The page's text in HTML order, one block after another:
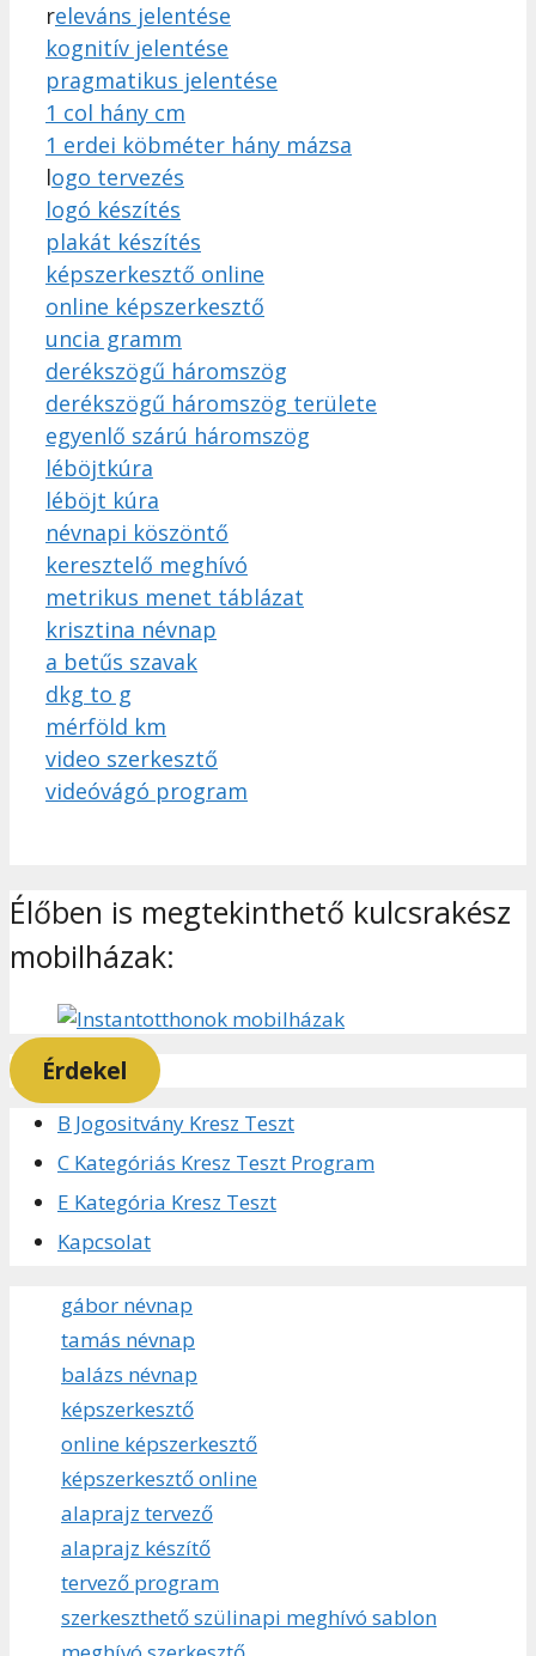
releváns jelentése
kognitív jelentése
pragmatikus jelentése
1 col hány cm
1 erdei köbméter hány mázsa
logo tervezés
logó készítés
plakát készítés
képszerkesztő online
online képszerkesztő
uncia gramm
derékszögű háromszög
derékszögű háromszög területe
egyenlő szárú háromszög
léböjtkúra
léböjt kúra
névnapi köszöntő
keresztelő meghívó
metrikus menet táblázat
krisztina névnap
a betűs szavak
dkg to g
mérföld km
video szerkesztő
videóvágó program
Élőben is megtekinthető kulcsrakész
mobilházak:
Érdekel
B Jogositvány Kresz Teszt
C Kategóriás Kresz Teszt Program
E Kategória Kresz Teszt
Kapcsolat
gábor névnap
tamás névnap
balázs névnap
képszerkesztő
online képszerkesztő
képszerkesztő online
alaprajz tervező
alaprajz készítő
tervező program
szerkeszthető szülinapi meghívó sablon